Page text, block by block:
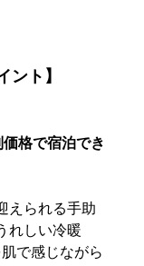
ト】
格で宿泊でき
えられる手助
れしい冷暖
で感じながら